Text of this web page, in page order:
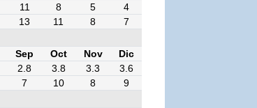
11 8 5
4
13 11 8
7
Sep Oct Nov
Dic
2.8 3.8 3.3
3.6
7 10 8
9